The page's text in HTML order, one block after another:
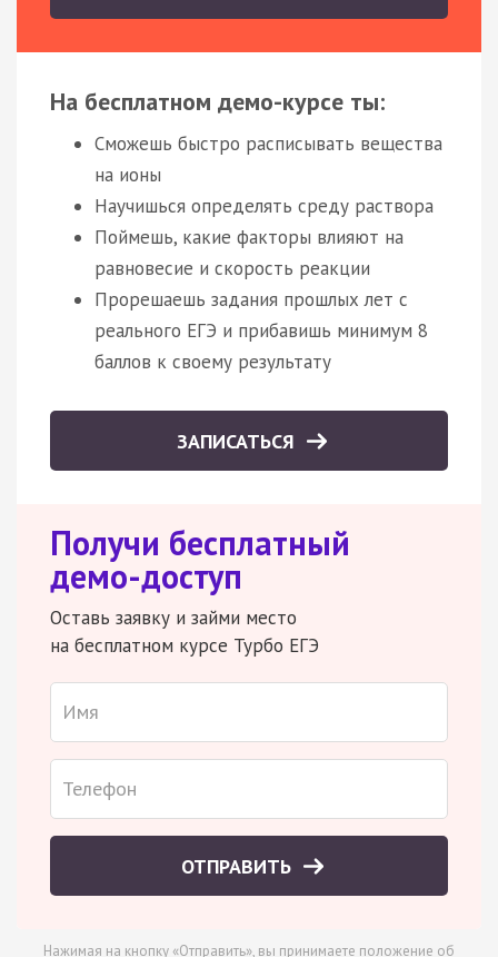
На бесплатном демо-курсе ты:
Сможешь быстро расписывать вещества
на ионы
Научишься определять среду раствора
Поймешь, какие факторы влияют на
равновесие и скорость реакции
Прорешаешь задания прошлых лет с
реального ЕГЭ и прибавишь минимум 8
баллов к своему результату
ЗАПИСАТЬСЯ
Получи бесплатный
демо-доступ
Оставь заявку и займи место
на бесплатном курсе Турбо ЕГЭ
ОТПРАВИТЬ
Нажимая на кнопку «Отправить», вы принимаете положение об